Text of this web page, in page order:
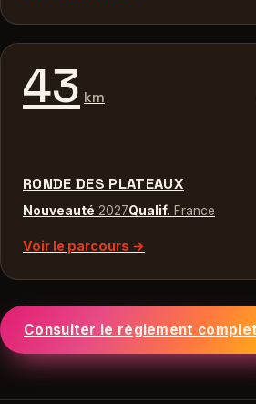
43 km
RONDE DES PLATEAUX
Nouveauté 2027Qualif. France
Voir le parcours →
Consulter le règlement